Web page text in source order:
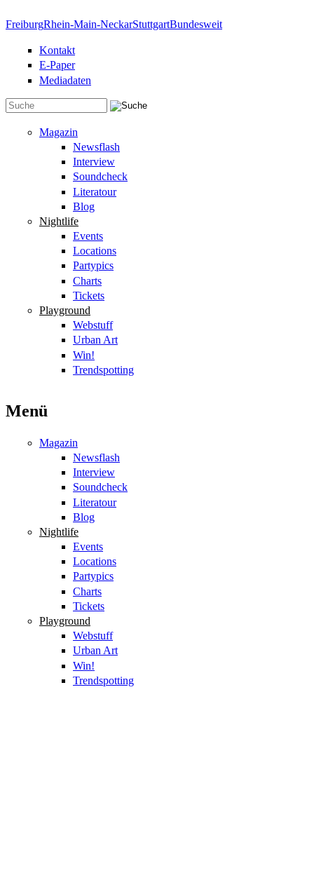
FreiburgRhein-Main-NeckarStuttgartBundesweit
Kontakt
E-Paper
Mediadaten
Magazin
Newsflash
Interview
Soundcheck
Literatour
Blog
Nightlife
Events
Locations
Partypics
Charts
Tickets
Playground
Webstuff
Urban Art
Win!
Trendspotting
Menü
Magazin
Newsflash
Interview
Soundcheck
Literatour
Blog
Nightlife
Events
Locations
Partypics
Charts
Tickets
Playground
Webstuff
Urban Art
Win!
Trendspotting